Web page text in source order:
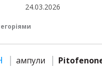
24.03.2026
ампули